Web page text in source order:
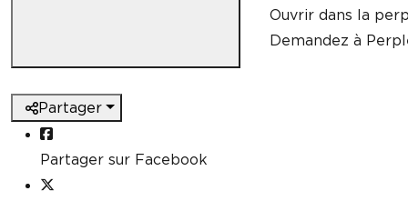
Ouvrir dans la
Demandez à
Partager
Partager sur Facebook